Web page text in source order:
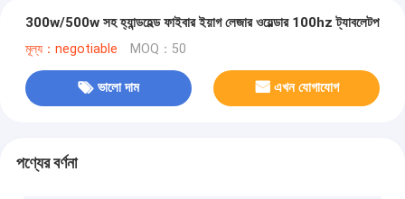
300w/500w সহ হ্যান্ডহেল্ড ফাইবার ইয়াগ লেজার ওয়েল্ডার 100hz ট্যাবলেটপ
মূল্য：negotiable MOQ：50
ভালো দাম এখন যোগাযোগ
পণ্যের বর্ণনা